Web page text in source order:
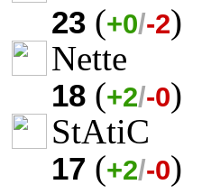
23 (+0/-2)
Nette
18 (+2/-0)
StAtiC
17 (+2/-0)